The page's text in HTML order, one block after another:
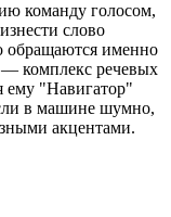
команду голосом,
слово
обращаются именно
— комплекс речевых
ему "Навигатор"
в машине шумно,
акцентами.